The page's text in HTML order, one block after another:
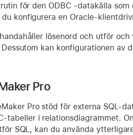
för den ODBC -datakälla
konfigurera en Oracle-
lösenord och utför
kan konfigurationen av
Pro
Pro stöd för externa SQL-
tabeller i relationsdiagrammet.
SQL, kan du använda